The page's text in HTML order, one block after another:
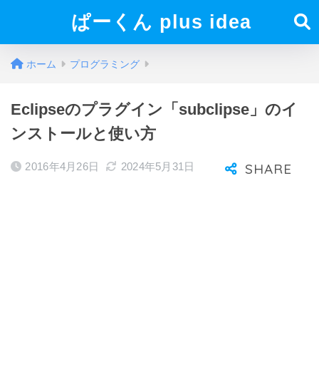
ぱーくん plus idea
ホーム プログラミング
Eclipseのプラグイン「subclipse」のイ
ンストールと使い方
2016年4月26日 2024年5月31日